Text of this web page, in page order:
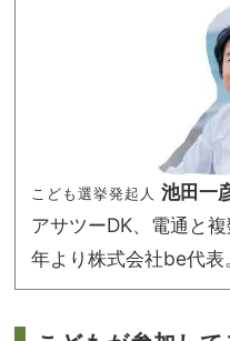
こども選挙発起人 池田一
アサツーDK、電通と
年より株式会社be代表